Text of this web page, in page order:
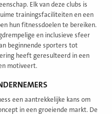
Elk van deze clubs is
trainingsfaciliteiten en een
hun fitnessdoelen te bereiken.
en inclusieve sfeer
beginnende sporters tot
heeft geresulteerd in een
motiveert.
een aantrekkelijke kans om
in een groeiende markt. De